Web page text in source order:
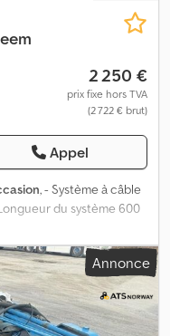
2 250 €
prix fixe hors TVA
(2 722 € brut)
Appel
, - Système à câble
du système 600
complémentaires =
17 6673DB
Annonce